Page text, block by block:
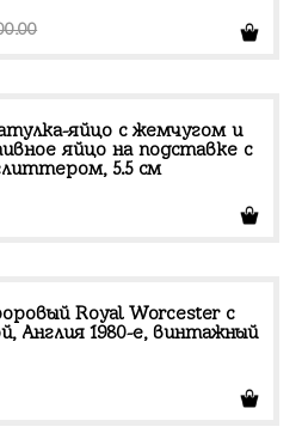
яйцо с жемчугом и
яйцо на подставке с
5.5 см
Royal Worcester с
Англия 1980-е, винтажный